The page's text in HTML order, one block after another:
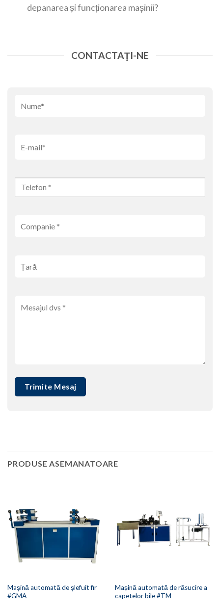
depanarea și funcționarea mașinii?
CONTACTAŢI-NE
PRODUSE ASEMANATOARE
Mașină automată de șlefuit fir
#GMA
Mașină automată de răsucire a
capetelor bile #TM